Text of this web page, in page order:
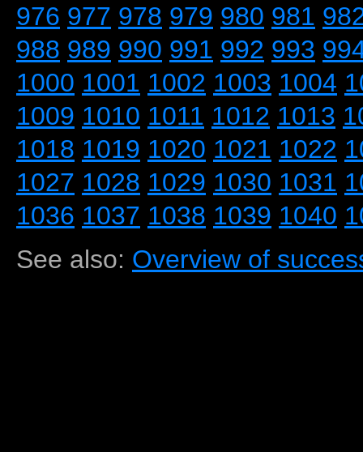
976 977 978 979 980 981
988 989 990 991 992 993
1000 1001 1002 1003 1004
1009 1010 1011 1012 1013
1018 1019 1020 1021 1022
1027 1028 1029 1030 1031
1036 1037 1038 1039 1040
See also: Overview of